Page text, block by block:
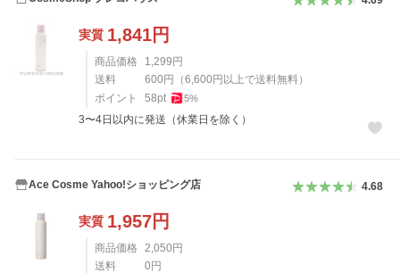
実質 1,841円
商品価格 1,299 円
送料
600 円 （6,600 円以上で送料無料）
ポイント
58pt 5%
3〜4日以内に発送（休業日を除く）
Ace Cosme Yahoo!ショッピング店 4.68
実質 1,957円
商品価格 2,050 円
送料
0 円